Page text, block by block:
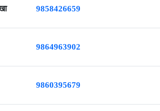
9858426659
9864963902
9860395679